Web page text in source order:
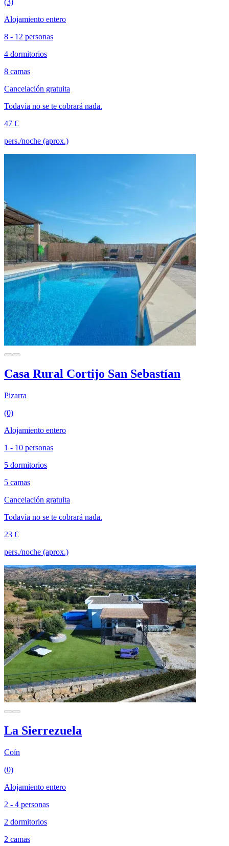
(3)
Alojamiento entero
8 - 12 personas
4 dormitorios
8 camas
Cancelación gratuita
Todavía no se te cobrará nada.
47 €
pers./noche (aprox.)
Casa Rural Cortijo San Sebastían
Pizarra
(0)
Alojamiento entero
1 - 10 personas
5 dormitorios
5 camas
Cancelación gratuita
Todavía no se te cobrará nada.
23 €
pers./noche (aprox.)
La Sierrezuela
Coín
(0)
Alojamiento entero
2 - 4 personas
2 dormitorios
2 camas